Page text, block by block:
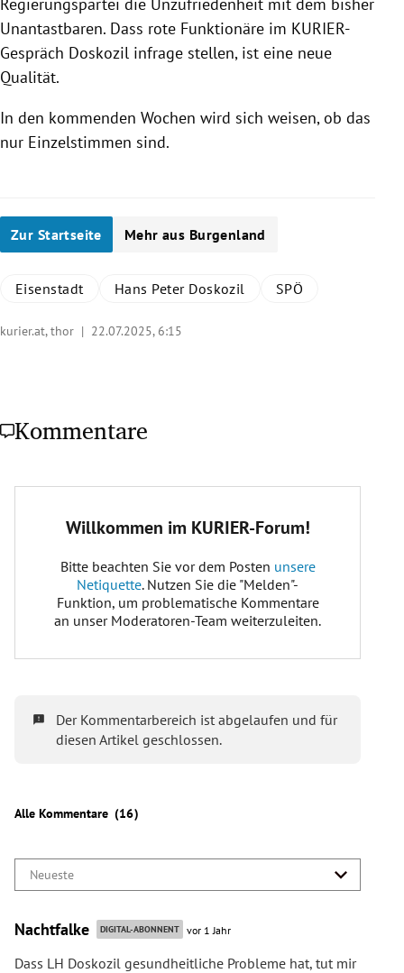
Regierungspartei die Unzufriedenheit mit dem bisher
Unantastbaren. Dass rote Funktionäre im KURIER-
Gespräch Doskozil infrage stellen, ist eine neue
Qualität.
In den kommenden Wochen wird sich weisen, ob das
nur Einzelstimmen sind.
Zur Startseite Mehr aus Burgenland
Eisenstadt Hans Peter Doskozil SPÖ
kurier.at, thor | 22.07.2025, 6:15
Kommentare